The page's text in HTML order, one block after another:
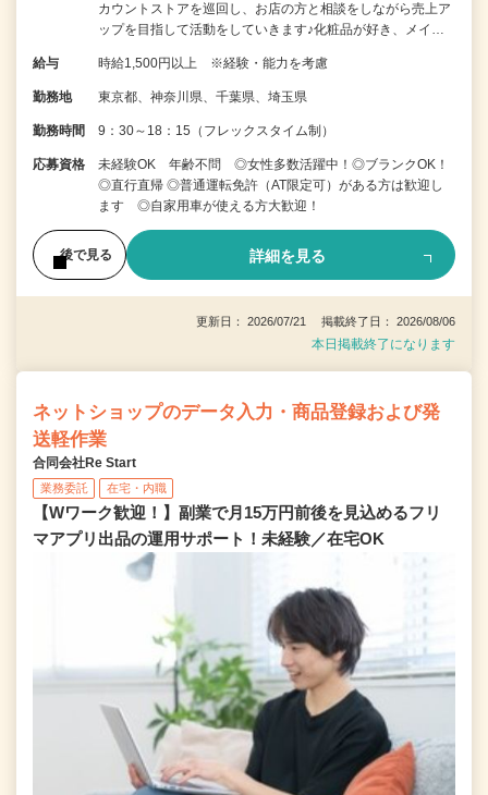
カウントストアを巡回し、お店の方と相談をしながら売上ア
ップを目指して活動をしていきます♪化粧品が好き、メイ…
給与 時給1,500円以上 ※経験・能力を考慮
勤務地 東京都、神奈川県、千葉県、埼玉県
勤務時間 9：30～18：15（フレックスタイム制）
応募資格
未経験OK 年齢不問 ◎女性多数活躍中！◎ブランクOK！
◎直行直帰 ◎普通運転免許（AT限定可）がある方は歓迎し
ます ◎自家用車が使える方大歓迎！
後で見る 詳細を見る
更新日： 2026/07/21 掲載終了日： 2026/08/06
本日掲載終了になります
ネットショップのデータ入力・商品登録および発
送軽作業
合同会社Re Start
業務委託 在宅・内職
【Wワーク歓迎！】副業で月15万円前後を見込めるフリ
マアプリ出品の運用サポート！未経験／在宅OK